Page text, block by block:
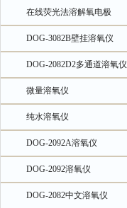
在线荧光法溶解氧电极
DOG-3082B壁挂溶氧仪
DOG-2082D2多通道溶氧仪
微量溶氧仪
纯水溶氧仪
DOG-2092A溶氧仪
DOG-2092溶氧仪
DOG-2082中文溶氧仪